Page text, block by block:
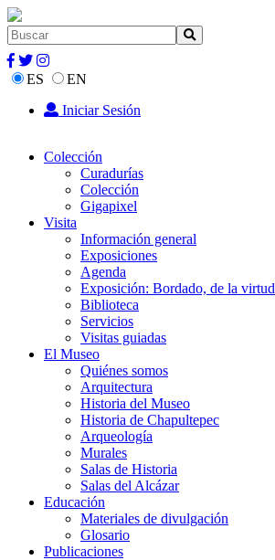
ES
EN
Iniciar Sesión
Colección
Curadurías
Colección
Gigapixel
Visita
Información general
Exposiciones
Agenda
Exposición: Bordado, de la virtud
Biblioteca
Servicios
Visitas guiadas
El Museo
Quiénes somos
Arquitectura
Historia del Museo
Historia de Chapultepec
Arqueología
Murales
Salas de Historia
Salas del Alcázar
Educación
Materiales de divulgación
Glosario
Publicaciones